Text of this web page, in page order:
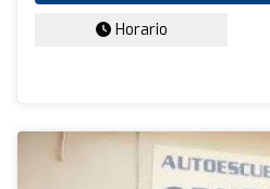
Horario